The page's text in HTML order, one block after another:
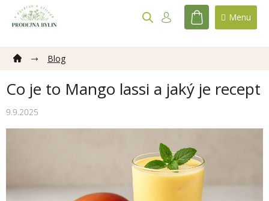
obsah
NÁKUPNÍ
Blog
Co je to Mango lassi a jaký je recept
9.9.2025